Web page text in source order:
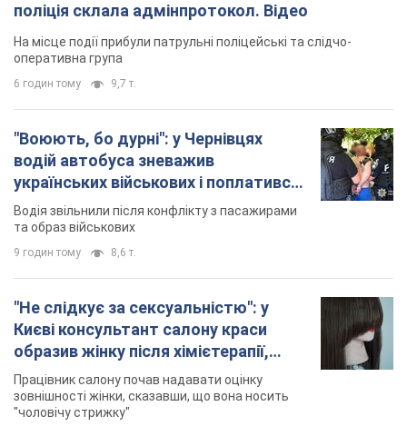
поліція склала адмінпротокол. Відео
На місце події прибули патрульні поліцейські та слідчо-
оперативна група
6 годин тому 9,7 т.
"Воюють, бо дурні": у Чернівцях
водій автобуса зневажив
українських військових і поплатився.
Відео
Водія звільнили після конфлікту з пасажирами
та образ військових
9 годин тому 8,6 т.
"Не слідкує за сексуальністю": у
Києві консультант салону краси
образив жінку після хімієтерапії,
розгорівся скандал. Фото
Працівник салону почав надавати оцінку
зовнішності жінки, сказавши, що вона носить
"чоловічу стрижку"